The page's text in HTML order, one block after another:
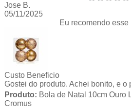
Jose B.
05/11/2025
Eu recomendo esse
Custo Beneficio
Gostei do produto. Achei bonito, e o
Produto: Bola de Natal 10cm Ouro
Cromus